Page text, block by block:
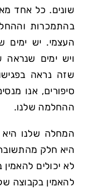
שונים. כל אחד
בהתמכרות
העצמי. יש ימים
ויש ימים
שזה נראה
סיפורים, אנו
ההחלמה שלנו.
המחלה שלנו היא
היא חלק
לא יכולים
להאמין בקבוצה